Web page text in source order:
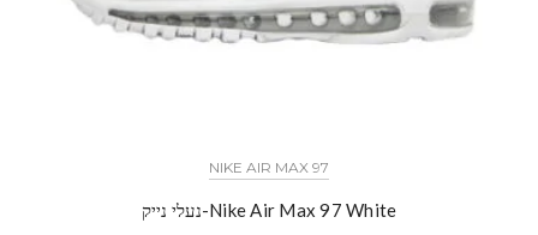
NIKE AIR MAX 97
נעלי נייק-Nike Air Max 97 White